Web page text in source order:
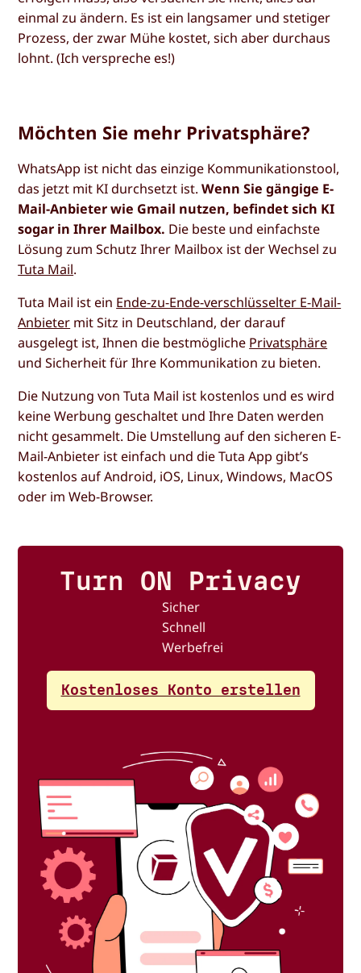
einmal zu ändern. Es ist ein langsamer und stetiger
Prozess, der zwar Mühe kostet, sich aber durchaus
lohnt. (Ich verspreche es!)
Möchten Sie mehr Privatsphäre?
WhatsApp ist nicht das einzige Kommunikationstool,
das jetzt mit KI durchsetzt ist.Wenn Sie gängige E-
Mail-Anbieter wie Gmail nutzen, befindet sich KI
sogar in Ihrer Mailbox. Die beste und einfachste
Lösung zum Schutz Ihrer Mailbox ist der Wechsel zu
Tuta Mail.
Tuta Mail ist ein Ende-zu-Ende-verschlüsselter E-Mail-
Anbieter mit Sitz in Deutschland, der darauf
ausgelegt ist, Ihnen die bestmögliche Privatsphäre
und Sicherheit für Ihre Kommunikation zu bieten.
Die Nutzung von Tuta Mail ist kostenlos und es wird
keine Werbung geschaltet und Ihre Daten werden
nicht gesammelt. Die Umstellung auf den sicheren E-
Mail-Anbieter ist einfach und die Tuta App gibt’s
kostenlos auf Android, iOS, Linux, Windows, MacOS
oder im Web-Browser.
Turn ON Privacy
Sicher
Schnell
Werbefrei
Kostenloses Konto erstellen